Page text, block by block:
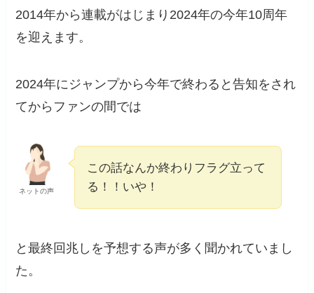
2014年から連載がはじまり2024年の今年10周年
を迎えます。
2024年にジャンプから今年で終わると告知をされ
てからファンの間では
ネットの声
この話なんか終わりフラグ立って
る！！いや！
と最終回兆しを予想する声が多く聞かれていまし
た。